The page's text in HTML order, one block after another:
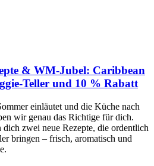
& WM-Jubel: Caribbean
Teller und 10 % Rabatt
einläutet und die Küche nach
wir genau das Richtige für dich.
dich zwei neue Rezepte, die ordentlich
bringen – frisch, aromatisch und